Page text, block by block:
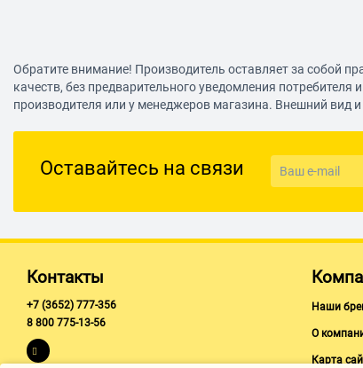
Обратите внимание! Производитель оставляет за собой
качеств, без предварительного уведомления
производителя или у менеджеров магазина. Внешний вид
Оставайтесь на связи
Контакты
+7 (3652) 777-356
8 800 775-13-56
Наши
О
Карта